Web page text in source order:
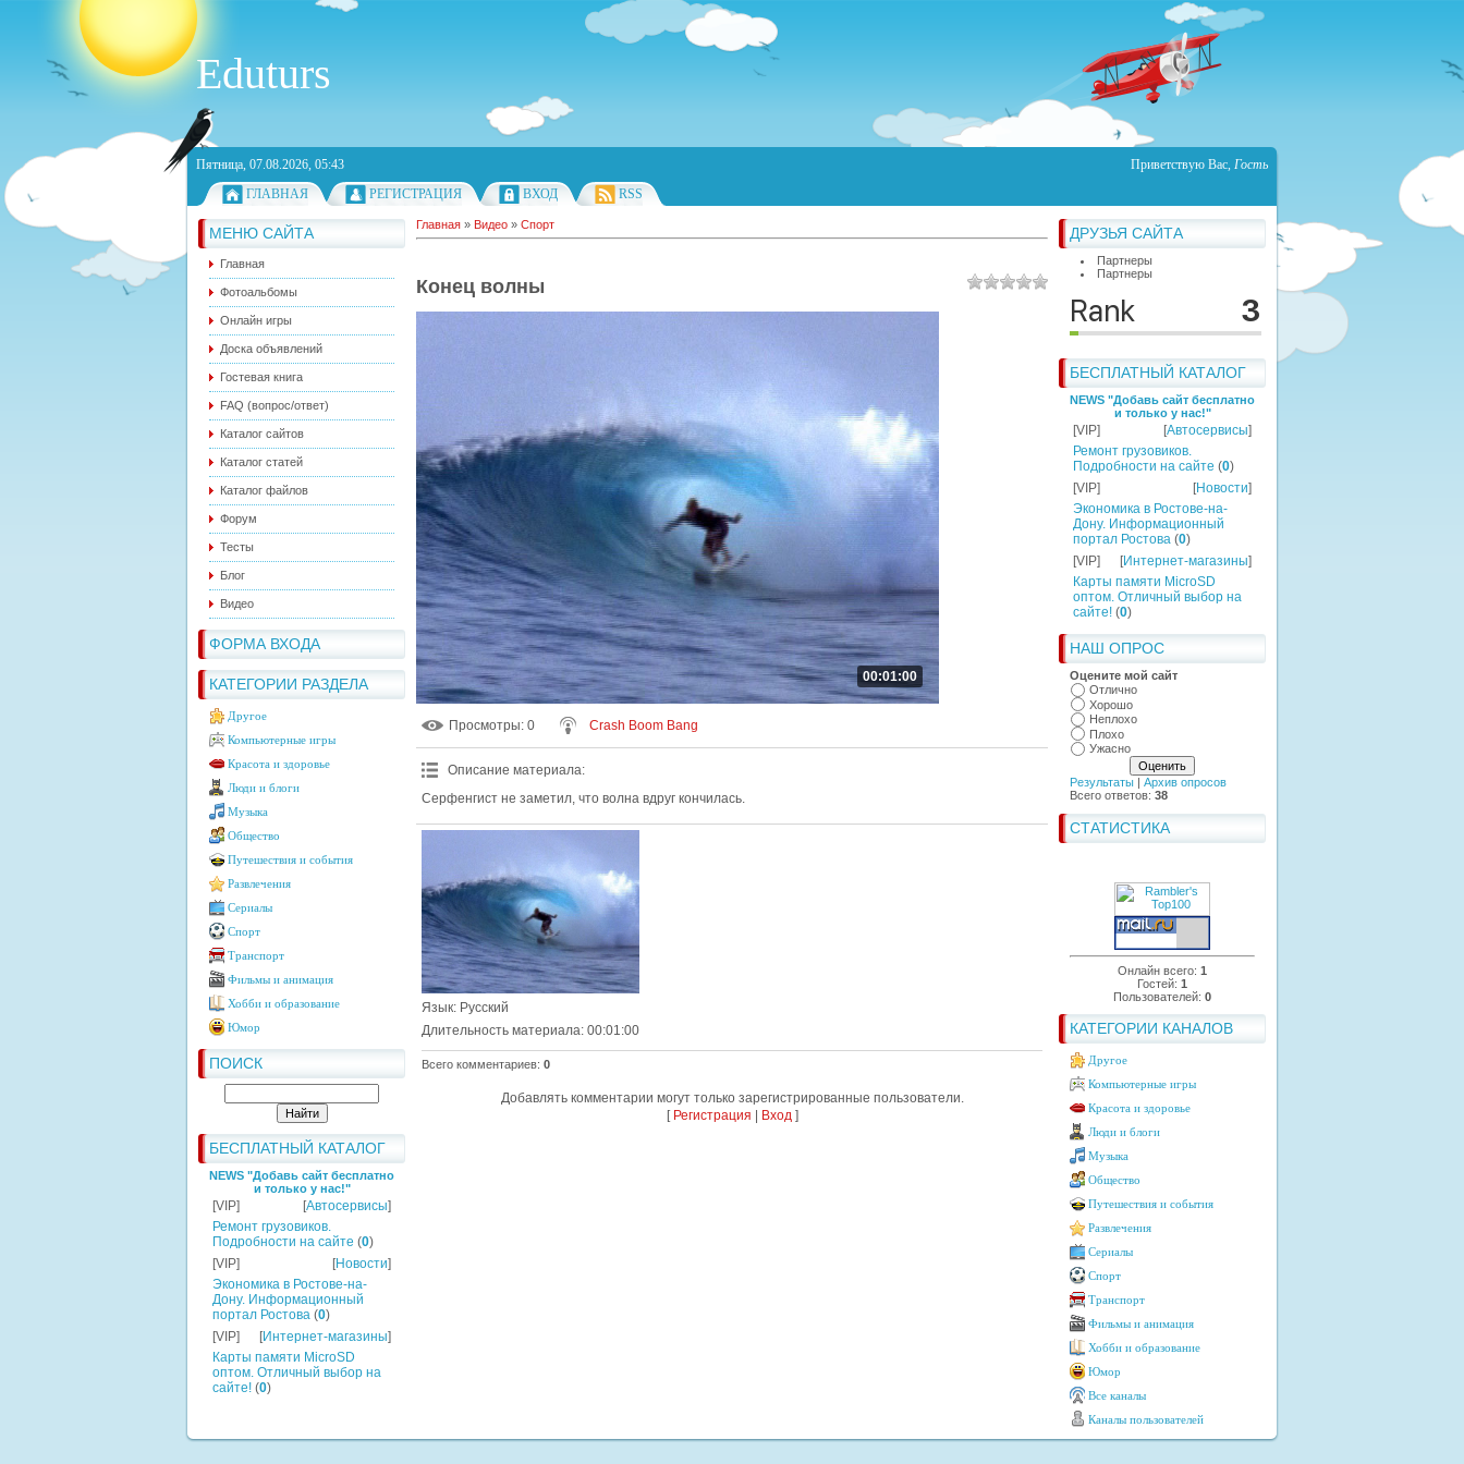
Eduturs
Пятница, 07.08.2026, 05:43 Приветствую Вас, Гость
ГЛАВНАЯ
РЕГИСТРАЦИЯ ВХОД RSS
МЕНЮ САЙТА
Главная
Фотоальбомы
Онлайн игры
Доска объявлений
Гостевая книга
FAQ (вопрос/ответ)
Каталог сайтов
Каталог статей
Каталог файлов
Форум
Тесты
Блог
Видео
ФОРМА ВХОДА
КАТЕГОРИИ РАЗДЕЛА
Другое
Компьютерные игры
Красота и здоровье
Люди и блоги
Музыка
Общество
Путешествия и события
Развлечения
Сериалы
Спорт
Транспорт
Фильмы и анимация
Хобби и образование
Юмор
ПОИСК
БЕСПЛАТНЫЙ КАТАЛОГ
NEWS "Добавь сайт бесплатно
и только у нас!"
[VIP] [Автосервисы]
Ремонт грузовиков.
Подробности на сайте (0)
[VIP]
[Новости]
Экономика в Ростове-на-
Дону. Информационный
портал Ростова (0)
[VIP]
[Интернет-магазины]
Карты памяти MicroSD
оптом. Отличный выбор на
сайте! (0)
ДРУЗЬЯ САЙТА
Партнеры
Партнеры
БЕСПЛАТНЫЙ КАТАЛОГ
NEWS "Добавь сайт бесплатно
и только у нас!"
[VIP] [Автосервисы]
Ремонт грузовиков.
Подробности на сайте (0)
[VIP]
[Новости]
Экономика в Ростове-на-
Дону. Информационный
портал Ростова (0)
[VIP]
[Интернет-магазины]
Карты памяти MicroSD
оптом. Отличный выбор на
сайте! (0)
НАШ ОПРОС
Оцените мой сайт
Отлично
Хорошо
Неплохо
Плохо
Ужасно
Результаты | Архив опросов
Всего ответов: 38
СТАТИСТИКА
Онлайн всего: 1
Гостей: 1
Пользователей: 0
КАТЕГОРИИ КАНАЛОВ
Другое
Компьютерные игры
Красота и здоровье
Люди и блоги
Музыка
Общество
Путешествия и события
Развлечения
Сериалы
Спорт
Транспорт
Фильмы и анимация
Хобби и образование
Юмор
Все каналы
Каналы пользователей
Главная » Видео » Спорт
Конец волны
00:01:00
Просмотры: 0 Crash Boom Bang
Описание материала:
Серфенгист не заметил, что волна вдруг кончилась.
Язык: Русский
Длительность материала: 00:01:00
Всего комментариев: 0
Добавлять комментарии могут только зарегистрированные пользователи.
[ Регистрация Вход]